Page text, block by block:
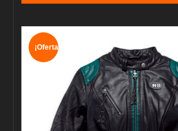
¡Oferta!